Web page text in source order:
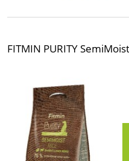
FITMIN PURITY